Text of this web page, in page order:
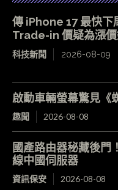
傳 iPhone 17 最快
Trade-in 價疑為漲
科技新聞 2026-08-09
啟動車輛螢幕驚見《
趣聞 2026-08-08
國產路由器秘藏後門
線中國伺服器
資訊保安 2026-08-08